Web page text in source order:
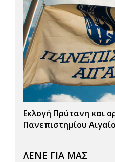
Εκλογή Πρύτανη και
Πανεπιστημίου
ΛΕΝΕ ΓΙΑ ΜΑΣ